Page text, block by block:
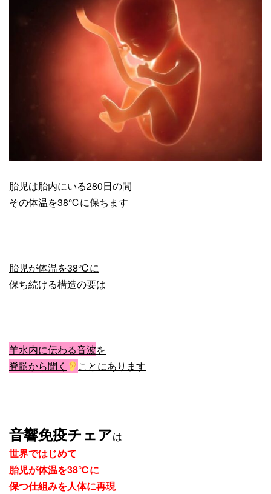
胎児は胎内にいる280日の間
その体温を38℃に保ちます
胎児が体温を38℃に
保ち続ける構造の要は
羊水内に伝わる音波を
脊髄から聞く
ことにあります
音響免疫チェアは
世界ではじめて
胎児が体温を38℃に
保つ仕組みを人体に再現